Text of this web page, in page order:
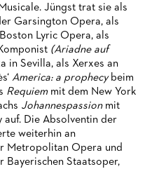
Jüngst trat sie als
Garsington Opera, als
Lyric Opera, als
(Ariadne auf
in Sevilla, als Xerxes an
America: a prophecy beim
Requiem mit dem New York
Johannespassionmit
auf. Die Absolventin der
weiterhin an
Metropolitan Opera und
Bayerischen Staatsoper,